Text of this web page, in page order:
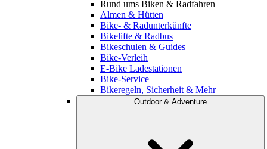
Rund ums Biken & Radfahren
Almen & Hütten
Bike- & Radunterkünfte
Bikelifte & Radbus
Bikeschulen & Guides
Bike-Verleih
E-Bike Ladestationen
Bike-Service
Bikeregeln, Sicherheit & Mehr
Outdoor & Adventure